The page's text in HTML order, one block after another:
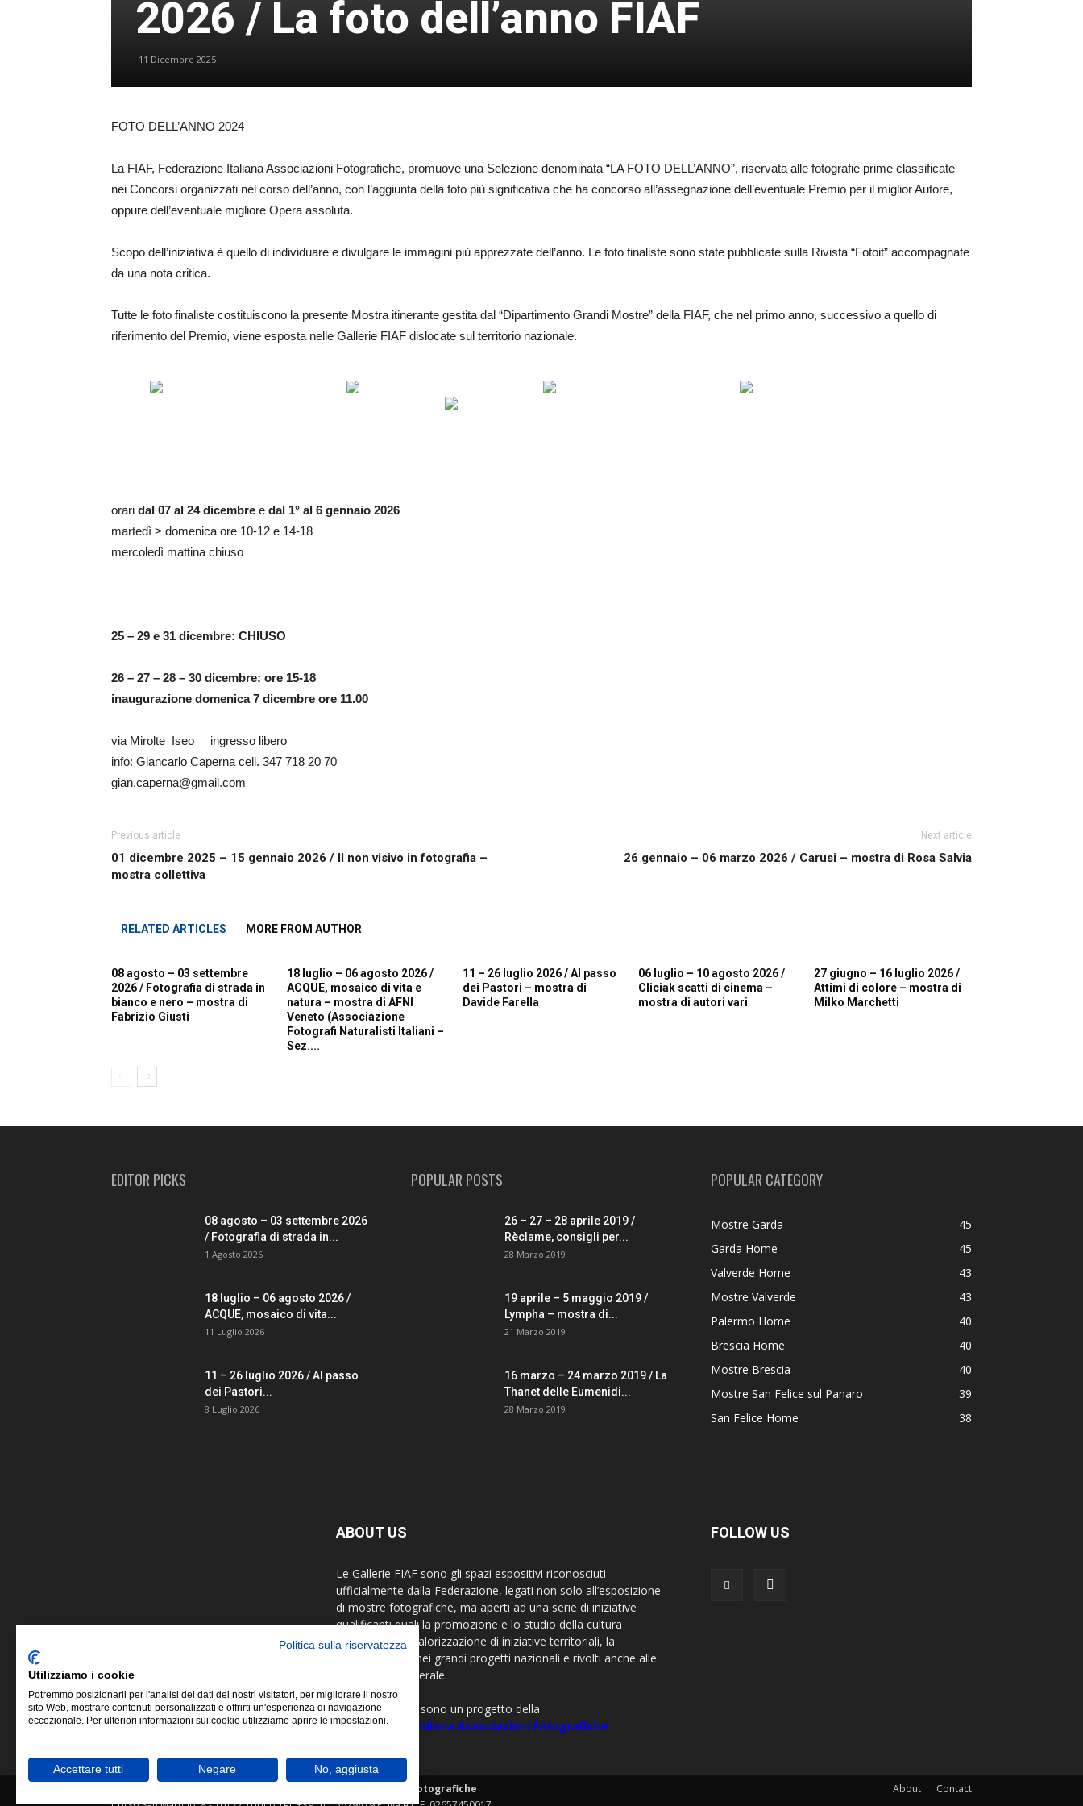
2026 / La foto dell’anno FIAF
11 Dicembre 2025
FOTO DELL’ANNO 2024
La FIAF, Federazione Italiana Associazioni Fotografiche, promuove una Selezione denominata “LA FOTO DELL’ANNO”, riservata alle fotografie prime classificate
nei Concorsi organizzati nel corso dell’anno, con l’aggiunta della foto più significativa che ha concorso all’assegnazione dell’eventuale Premio per il miglior Autore,
oppure dell’eventuale migliore Opera assoluta.
Scopo dell’iniziativa è quello di individuare e divulgare le immagini più apprezzate dell’anno. Le foto finaliste sono state pubblicate sulla Rivista “Fotoit” accompagnate
da una nota critica.
Tutte le foto finaliste costituiscono la presente Mostra itinerante gestita dal “Dipartimento Grandi Mostre” della FIAF, che nel primo anno, successivo a quello di
riferimento del Premio, viene esposta nelle Gallerie FIAF dislocate sul territorio nazionale.
orari dal 07 al 24 dicembre e dal 1° al 6 gennaio 2026
martedì > domenica ore 10-12 e 14-18
mercoledì mattina chiuso
25 – 29 e 31 dicembre: CHIUSO
26 – 27 – 28 – 30 dicembre: ore 15-18
inaugurazione domenica 7 dicembre ore 11.00
via Mirolte Iseo ingresso libero
info: Giancarlo Caperna cell. 347 718 20 70
gian.caperna@gmail.com
Previous article
01 dicembre 2025 – 15 gennaio 2026 / Il non visivo in fotografia –
mostra collettiva
Next article
26 gennaio – 06 marzo 2026 / Carusi – mostra di Rosa Salvia
RELATED ARTICLES MORE FROM AUTHOR
08 agosto – 03 settembre
2026 / Fotografia di strada in
bianco e nero – mostra di
Fabrizio Giusti
18 luglio – 06 agosto 2026 /
ACQUE, mosaico di vita e
natura – mostra di AFNI
Veneto (Associazione
Fotografi Naturalisti Italiani –
Sez....
11 – 26 luglio 2026 / Al passo
dei Pastori – mostra di
Davide Farella
06 luglio – 10 agosto 2026 /
Cliciak scatti di cinema –
mostra di autori vari
27 giugno – 16 luglio 2026 /
Attimi di colore – mostra di
Milko Marchetti
EDITOR PICKS
08 agosto – 03 settembre 2026
/ Fotografia di strada in...
1 Agosto 2026
18 luglio – 06 agosto 2026 /
ACQUE, mosaico di vita...
11 Luglio 2026
11 – 26 luglio 2026 / Al passo
dei Pastori...
8 Luglio 2026
POPULAR POSTS
26 – 27 – 28 aprile 2019 /
Rèclame, consigli per...
28 Marzo 2019
19 aprile – 5 maggio 2019 /
Lympha – mostra di...
21 Marzo 2019
16 marzo – 24 marzo 2019 / La
Thanet delle Eumenidi...
28 Marzo 2019
POPULAR CATEGORY
Mostre Garda
45
Garda Home
45
Valverde Home
43
Mostre Valverde
43
Palermo Home
40
Brescia Home
40
Mostre Brescia
40
Mostre San Felice sul Panaro
39
San Felice Home
38
ABOUT US
Le Gallerie FIAF sono gli spazi espositivi riconosciuti
ufficialmente dalla Federazione, legati non solo all’esposizione
di mostre fotografiche, ma aperti ad una serie di iniziative
qualificanti quali la promozione e lo studio della cultura
fotografica, la valorizzazione di iniziative territoriali, la
collaborazione nei grandi progetti nazionali e rivolti anche alle
arti visive in generale.
Le Gallerie FIAF sono un progetto della
Federazione Italiana Associazioni Fotografiche
FOLLOW US
About Contact
FIAF - Federazione Italiana Associazioni Fotografiche
Politica sulla riservatezza
Utilizziamo i cookie
Potremmo posizionarli per l'analisi dei dati dei nostri visitatori, per migliorare il nostro
sito Web, mostrare contenuti personalizzati e offrirti un'esperienza di navigazione
eccezionale. Per ulteriori informazioni sui cookie utilizziamo aprire le impostazioni.
Accettare tutti Negare No, aggiusta